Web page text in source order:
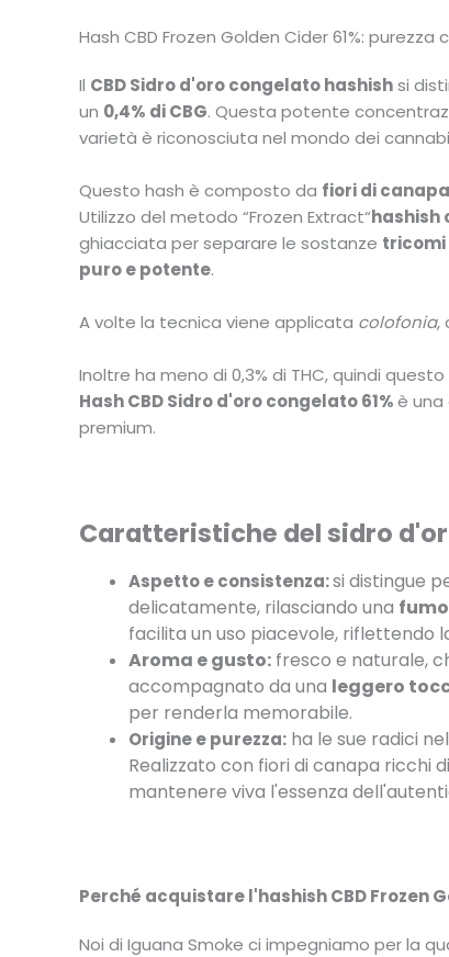
Hash CBD Frozen Golden Cider 61%:
Il CBD Sidro d'oro congelato hashishsi
un 0,4% di CBG. Questa potente
varietà è riconosciuta nel mondo dei
Questo hash è composto da fiori di
Utilizzo del metodo “Frozen Extract“hashish
ghiacciata per separare le sostanze tricomi
puro e potente.
A volte la tecnica viene applicata colofonia,
Inoltre ha meno di 0,3% di THC, quindi
Hash CBD Sidro d'oro congelato 61%è una
premium.
Caratteristiche del sidro
Aspetto e consistenza:si distingue
delicatamente, rilasciando una
facilita un uso piacevole, riflettendo
Aroma e gusto: fresco e naturale,
accompagnato da una leggero
per renderla memorabile.
Origine e purezza: ha le sue radici
Realizzato con fiori di canapa ricchi
mantenere viva l'essenza
Perché acquistare l'hashish CBD Frozen
Noi di Iguana Smoke ci impegniamo per la